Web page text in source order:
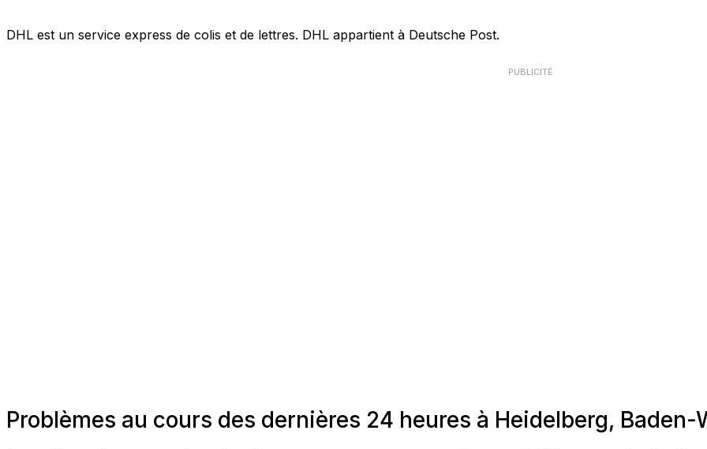
DHL est un service express de colis et de lettres. DHL appartient à Deutsche Post.
PUBLICITÉ
Problèmes au cours des dernières 24 heures à Heidelberg,